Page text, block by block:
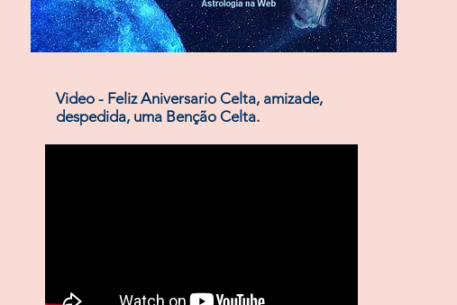
Video - Feliz Aniversario Celta, amizade,
despedida, uma Benção Celta.